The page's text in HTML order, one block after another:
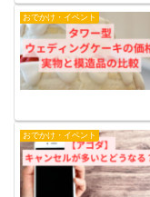
おでかけ・イベント
おでかけ・イベント